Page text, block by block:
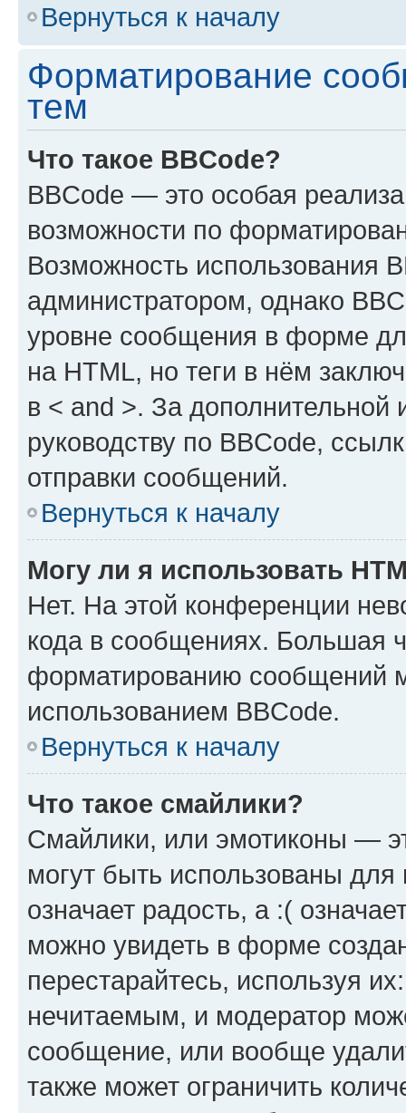
Вернуться к началу
Форматирование
тем
Что такое BBCode?
BBCode — это особая
возможности по
Возможность использования
администратором, однако
уровне сообщения в форме
на HTML, но теги в нём
в < and >. За
руководству по BBCode,
отправки сообщений.
Вернуться к началу
Могу ли я использовать
Нет. На этой конференции
кода в сообщениях. Большая
форматированию сообщений
использованием BBCode.
Вернуться к началу
Что такое смайлики?
Смайлики, или эмотиконы —
могут быть использованы
означает радость, а :(
можно увидеть в форме
перестарайтесь, используя
нечитаемым, и модератор
сообщение, или вообще
также может ограничить